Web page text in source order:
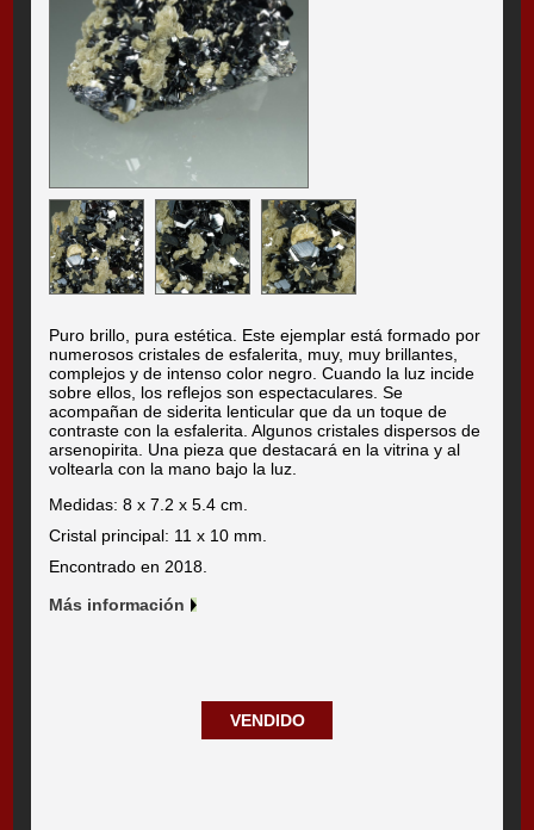
Puro brillo, pura estética. Este ejemplar está formado por
numerosos cristales de esfalerita, muy, muy brillantes,
complejos y de intenso color negro. Cuando la luz incide
sobre ellos, los reflejos son espectaculares. Se
acompañan de siderita lenticular que da un toque de
contraste con la esfalerita. Algunos cristales dispersos de
arsenopirita. Una pieza que destacará en la vitrina y al
voltearla con la mano bajo la luz.
Medidas: 8 x 7.2 x 5.4 cm.
Cristal principal: 11 x 10 mm.
Encontrado en 2018.
Más información
VENDIDO